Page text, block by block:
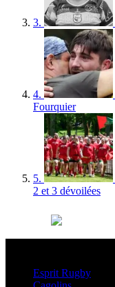
3.
4.
Fourquier
5.
2 et 3 dévoilées
Esprit Rugby